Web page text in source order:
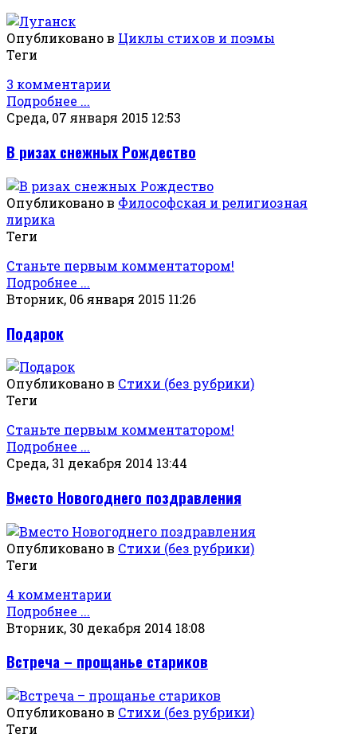
Опубликовано в Циклы стихов и поэмы
Теги
3 комментарии
Подробнее ...
Среда, 07 января 2015 12:53
В ризах снежных Рождество
Опубликовано в Философская и религиозная
лирика
Теги
Станьте первым комментатором!
Подробнее ...
Вторник, 06 января 2015 11:26
Подарок
Опубликовано в Стихи (без рубрики)
Теги
Станьте первым комментатором!
Подробнее ...
Среда, 31 декабря 2014 13:44
Вместо Новогоднего поздравления
Опубликовано в Стихи (без рубрики)
Теги
4 комментарии
Подробнее ...
Вторник, 30 декабря 2014 18:08
Встреча – прощанье стариков
Опубликовано в Стихи (без рубрики)
Теги